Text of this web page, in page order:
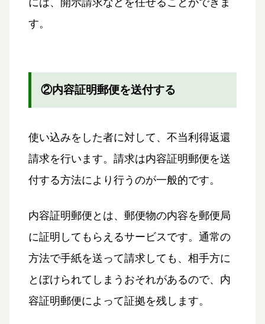
には、開示請求などを任せることができま
す。
②内容証明郵便を送付する
使い込みをした者に対して、不当利得返還
請求を行います。請求は内容証明郵便を送
付する方法により行うのが一般的です。
内容証明郵便とは、郵便物の内容を郵便局
に証明してもらえるサービスです。通常の
方法で手紙を送って請求しても、相手方に
とぼけられてしまうおそれがあるので、内
容証明郵便によって証拠を残します。